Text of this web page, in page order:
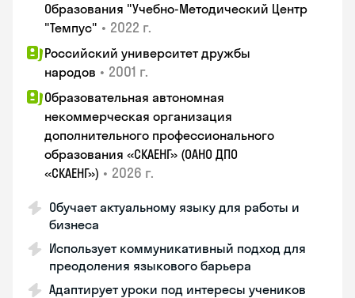
Образования "Учебно-Методический Центр
"Темпус" • 2022 г.
Российский университет дружбы
народов • 2001 г.
Образовательная автономная
некоммерческая организация
дополнительного профессионального
образования «СКАЕНГ» (ОАНО ДПО
«СКАЕНГ») • 2026 г.
Обучает актуальному языку для работы и
бизнеса
Использует коммуникативный подход для
преодоления языкового барьера
Адаптирует уроки под интересы учеников